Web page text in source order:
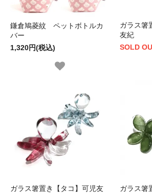
鎌倉鳩菱紋 ペットボトルカ
バー
1,320円(税込)
ガラス箸
友紀
SOLD
ガラス箸置き【タコ】可児友
ガラス箸